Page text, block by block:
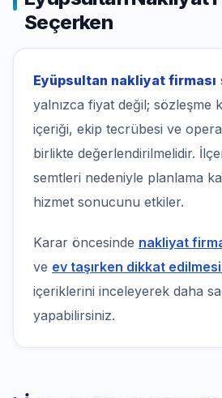
Seçerken
Eyüpsultan nakliyat firması
yalnızca fiyat değil; sözleşme
içeriği, ekip tecrübesi ve
birlikte değerlendirilmelidir.
semtleri nedeniyle planlama
hizmet sonucunu etkiler.
Karar öncesinde nakliyat
ve ev taşırken dikkat
içeriklerini inceleyerek daha
yapabilirsiniz.